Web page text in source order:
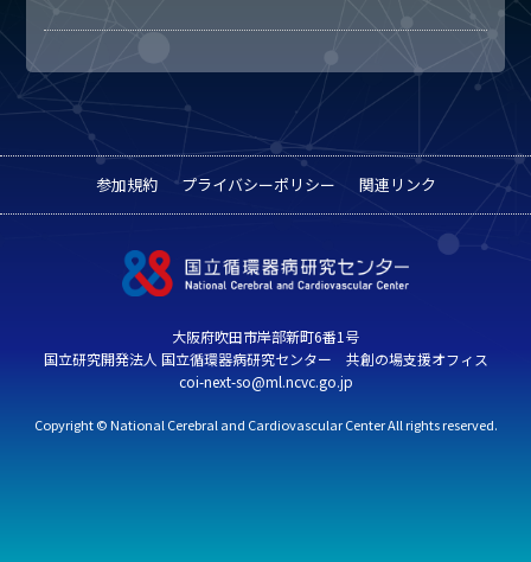
参加規約 プライバシーポリシー 関連リンク
大阪府吹田市岸部新町6番1号
国立研究開発法人 国立循環器病研究センター 共創の場支援オフィス
coi-next-so@ml.ncvc.go.jp
Copyright © National Cerebral and Cardiovascular Center All rights reserved.